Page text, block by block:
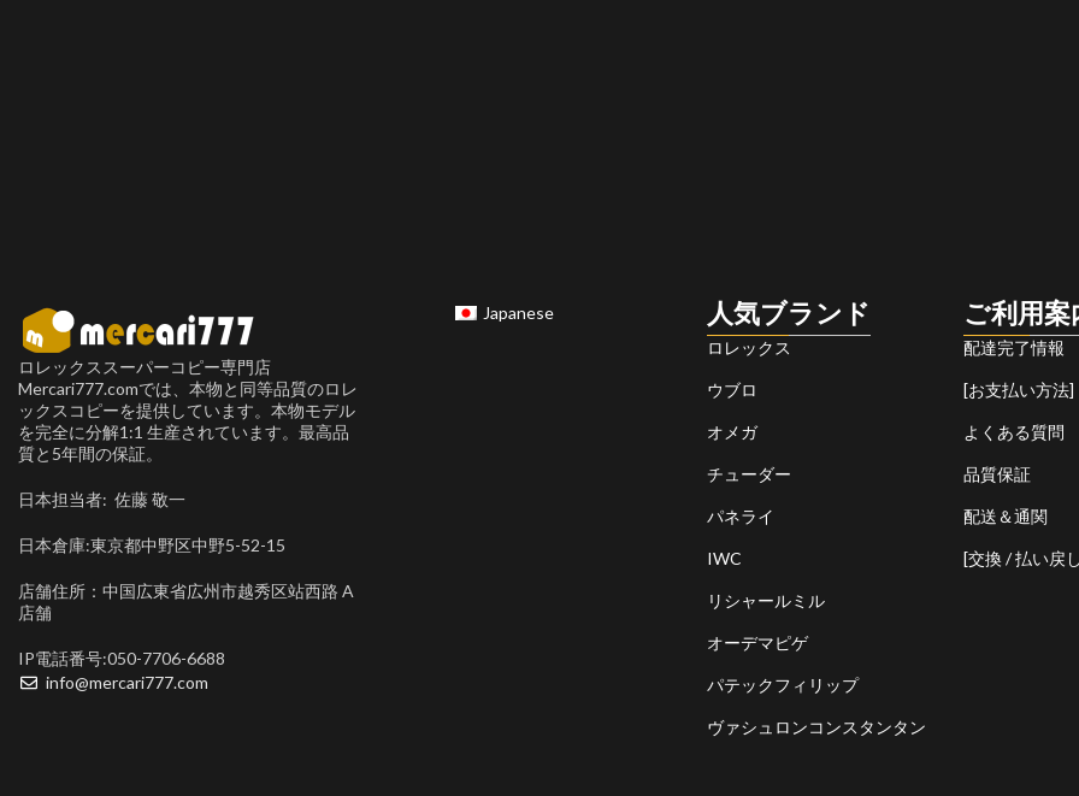
ロレックススーパーコピー専門店
Mercari777.comでは、本物と同等品質のロレ
ックスコピーを提供しています。本物モデル
を完全に分解1:1 生産されています。最高品
質と5年間の保証。
日本担当者: 佐藤 敬一
日本倉庫:東京都中野区中野5-52-15
店舗住所：中国広東省広州市越秀区站西路 A
店舗
IP電話番号:050-7706-6688
info@mercari777.com
Japanese 人気ブランド
ロレックス
ウブロ
オメガ
チューダー
パネライ
IWC
リシャールミル
オーデマピゲ
パテックフィリップ
ヴァシュロンコンスタンタン
ご利用案
配達完了情報
[お支払い方法]
よくある質問
品質保証
配送＆通関
[交換 / 払い戻